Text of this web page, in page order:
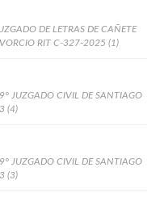
DE LETRAS DE CAÑETE
RIT C-327-2025 (1)
JUZGADO CIVIL DE SANTIAGO
(4)
JUZGADO CIVIL DE SANTIAGO
(3)